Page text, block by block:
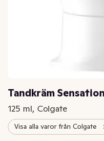
Tandkräm
125 ml, Colgate
Visa alla varor från Colgate